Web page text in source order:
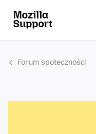
Forum społeczności